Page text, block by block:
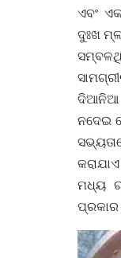
ଏବଂ
ଦୁଃଖ
ଦିଆନିଆ
ନଦେଇ
ମଧ୍ୟ
ପ୍ରକାର